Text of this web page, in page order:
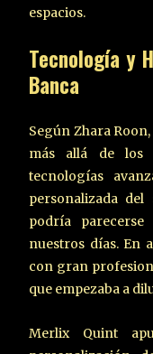
espacios.
Tecnología y
Banca
Según Zhara
más allá de los
tecnologías
personalizada
podría
nuestros días. En
con gran
que empezaba a
Merlix Quint